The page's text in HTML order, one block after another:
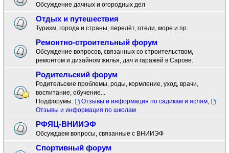
Обсуждение дачных и огородных дел
Отдых и путешествия
Туризм, города и страны, перелёт, отели, море и пр.
Ремонтно-строительный форум
Обсуждение вопросов, связанных со строительством,
ремонтом и дизайном жилья, дач и гаражей в Сарове.
Родительский форум
Родительские проблемы, роды, кормление, уход, врачи,
воспитание, обучение...
Подфорумы:
Отзывы и информация по садикам и яслям,
Отзывы и информация по школам
РФЯЦ-ВНИИЭФ
Обсуждаем вопросы, связанные с ВНИИЭФ
Спортивный форум